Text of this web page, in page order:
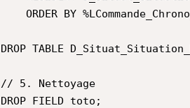
    ORDER BY %LCommande_Chrono_Key;
DROP TABLE
// 5. Nettoyage
DROP FIELD toto;